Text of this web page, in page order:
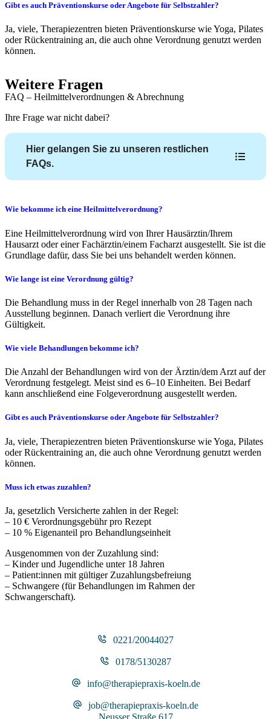
Gibt es auch Präventionskurse oder Angebote für Selbstzahler?
Ja, viele, Therapiezentren bieten Präventionskurse wie Yoga, Pilates
oder Rückentraining an, die auch ohne Verordnung genutzt werden
können.
Weitere Fragen
FAQ – Heilmittelverordnungen & Abrechnung
Ihre Frage war nicht dabei?
Hier gelangen Sie zu unseren restlichen
FAQs.
Wie bekomme ich eine Heilmittelverordnung?
Eine Heilmittelverordnung wird von Ihrer Hausärztin/Ihrem
Hausarzt oder einer Fachärztin/einem Facharzt ausgestellt. Sie ist die
Grundlage dafür, dass Sie bei uns behandelt werden können.
Wie lange ist eine Verordnung gültig?
Die Behandlung muss in der Regel innerhalb von 28 Tagen nach
Ausstellung beginnen. Danach verliert die Verordnung ihre
Gültigkeit.
Wie viele Behandlungen bekomme ich?
Die Anzahl der Behandlungen wird von der Ärztin/dem Arzt auf der
Verordnung festgelegt. Meist sind es 6–10 Einheiten. Bei Bedarf
kann anschließend eine Folgeverordnung ausgestellt werden.
Gibt es auch Präventionskurse oder Angebote für Selbstzahler?
Ja, viele, Therapiezentren bieten Präventionskurse wie Yoga, Pilates
oder Rückentraining an, die auch ohne Verordnung genutzt werden
können.
Muss ich etwas zuzahlen?
Ja, gesetzlich Versicherte zahlen in der Regel:
– 10 € Verordnungsgebühr pro Rezept
– 10 % Eigenanteil pro Behandlungseinheit
Ausgenommen von der Zuzahlung sind:
– Kinder und Jugendliche unter 18 Jahren
– Patient:innen mit gültiger Zuzahlungsbefreiung
– Schwangere (für Behandlungen im Rahmen der
Schwangerschaft).
0221/20044027
0178/5130287
info@therapiepraxis-koeln.de
job@therapiepraxis-koeln.de
Neusser Straße 617